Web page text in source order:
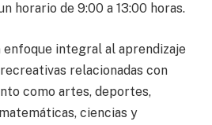
horario de 9:00 a 13:00 horas.
enfoque integral al aprendizaje
relacionadas con
como artes, deportes,
ciencias y